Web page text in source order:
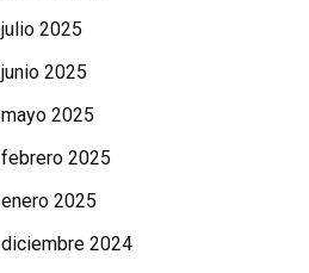
julio 2025
junio 2025
mayo 2025
febrero 2025
enero 2025
diciembre 2024